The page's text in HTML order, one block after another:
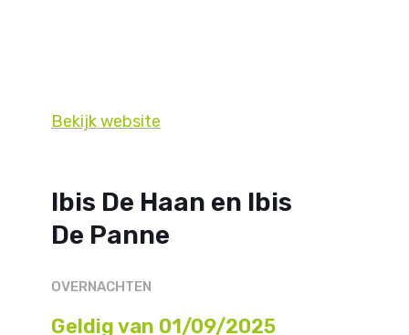
Bekijk website
Ibis De Haan en Ibis
De Panne
OVERNACHTEN
Geldig van 01/09/2025